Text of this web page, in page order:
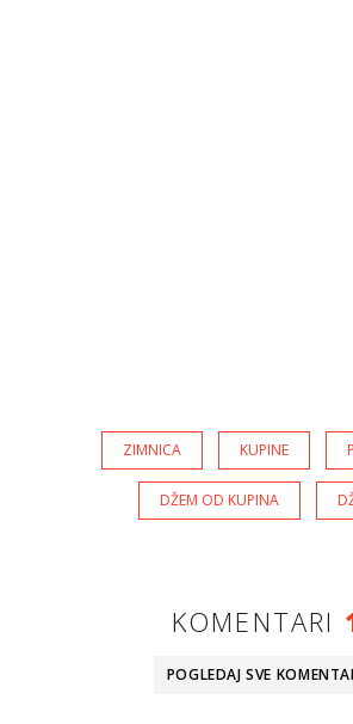
ZIMNICA KUPINE
DŽEM OD KUPINA
KOMENTARI
POGLEDAJ SVE